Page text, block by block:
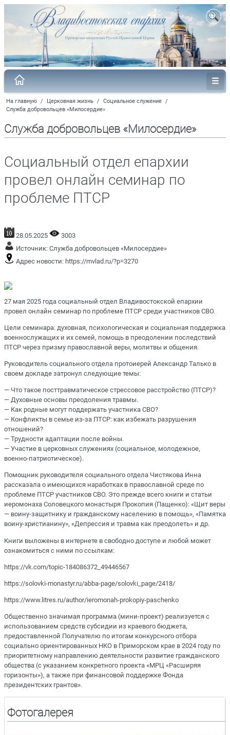
На главную / Церковная жизнь / Социальное служение /
Служба добровольцев «Милосердие»
Служба добровольцев «Милосердие»
Социальный отдел епархии
провел онлайн семинар по
проблеме ПТСР
28.05.2025
3003
Источник: Служба добровольцев «Милосердие»
Адрес новости: https://mvlad.ru/?p=3270
27 мая 2025 года социальный отдел Владивостокской епархии
провел онлайн семинар по проблеме ПТСР среди участников СВО.
Цели семинара: духовная, психологическая и социальная поддержка
военнослужащих и их семей, помощь в преодолении последствий
ПТСР через призму православной веры, молитвы и общения.
Руководитель социального отдела протоиерей Александр Талько в
своем докладе затронул следующие темы:
— Что такое посттравматическое стрессовое расстройство (ПТСР)?
— Духовные основы преодоления травмы.
— Как родные могут поддержать участника СВО?
— Конфликты в семье из-за ПТСР: как избежать разрушения
отношений?
— Трудности адаптации после войны.
— Участие в церковных служениях (социальное, молодежное,
военно-патриотическое).
Помощник руководителя социального отдела Чистякова Инна
рассказала о имеющихся наработках в православной среде по
проблеме ПТСР участников СВО. Это прежде всего книги и статьи
иеромонаха Соловецкого монастыря Прокопия (Пащенко): «Щит веры
— воину-защитнику и гражданскому населению в помощь», «Памятка
воину-христианину», «Депрессия и травма как преодолеть» и др.
Книги выложены в интернете в свободно доступе и любой может
ознакомиться с ними по ссылкам:
https://vk.com/topic-184086372_49446567
https://solovki-monastyr.ru/abba-page/solovki_page/2418/
https://www.litres.ru/author/ieromonah-prokopiy-paschenko
Общественно значимая программа (мини-проект) реализуется с
использованием средств субсидии из краевого бюджета,
предоставленной Получателю по итогам конкурсного отбора
социально ориентированных НКО в Приморском крае в 2024 году по
приоритетному направлению деятельности развитие гражданского
общества (с указанием конкретного проекта «МРЦ «Расширяя
горизонты»), а также при финансовой поддержке Фонда
президентских грантов».
Фотогалерея